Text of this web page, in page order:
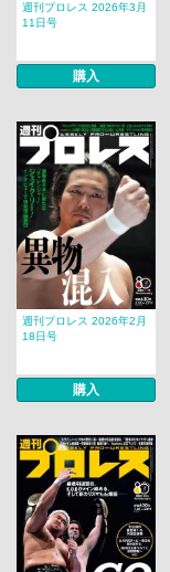
週刊プロレス 2026年3月
11日号
購入
週刊プロレス 2026年2月
18日号
購入